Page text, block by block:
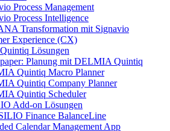
Process Management
Process Intelligence
Transformation mit Signavio
Experience (CX)
Lösungen
Planung mit DELMIA Quintiq
Quintiq Macro Planner
Quintiq Company Planner
Quintiq Scheduler
Add-on Lösungen
Finance BalanceLine
Calendar Management App